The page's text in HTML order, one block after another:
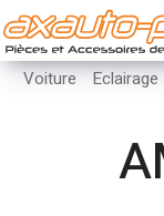
Voiture Eclairage